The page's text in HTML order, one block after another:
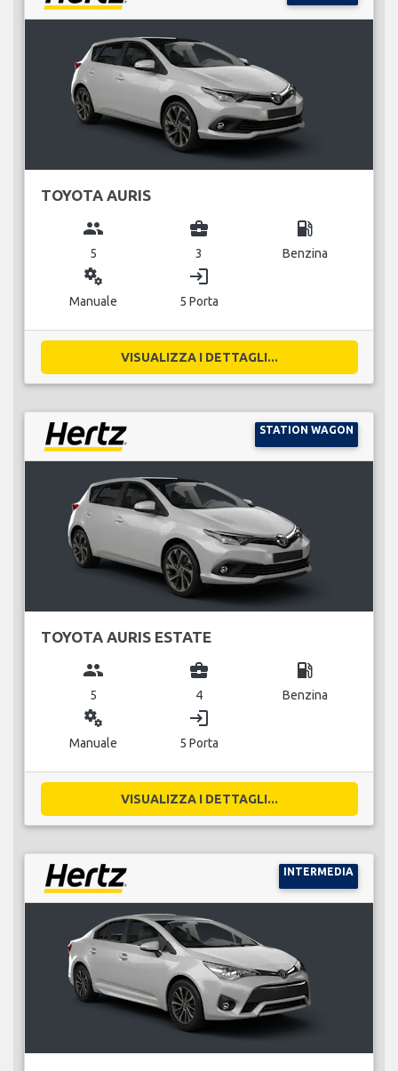
TOYOTA AURIS
group
5
business_center
3
local_gas_station
Benzina
miscellaneous_services
Manuale
login
5 Porta
VISUALIZZA I DETTAGLI...
STATION WAGON
TOYOTA AURIS ESTATE
group
5
business_center
4
local_gas_station
Benzina
miscellaneous_services
Manuale
login
5 Porta
VISUALIZZA I DETTAGLI...
INTERMEDIA